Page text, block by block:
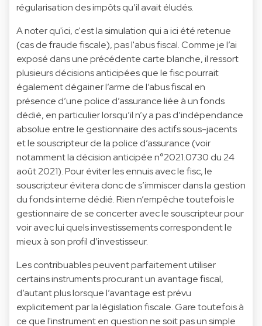
régularisation des impôts qu’il avait éludés.
A noter qu'ici, c'est la simulation qui a ici été retenue
(cas de fraude fiscale), pas l'abus fiscal. Comme je l’ai
exposé dans une précédente carte blanche, il ressort
plusieurs décisions anticipées que le fisc pourrait
également dégainer l’arme de l’abus fiscal en
présence d’une police d’assurance liée à un fonds
dédié, en particulier lorsqu’il n’y a pas d’indépendance
absolue entre le gestionnaire des actifs sous-jacents
et le souscripteur de la police d’assurance (voir
notamment la décision anticipée n°2021.0730 du 24
août 2021). Pour éviter les ennuis avec le fisc, le
souscripteur évitera donc de s’immiscer dans la gestion
du fonds interne dédié. Rien n’empêche toutefois le
gestionnaire de se concerter avec le souscripteur pour
voir avec lui quels investissements correspondent le
mieux à son profil d’investisseur.
Les contribuables peuvent parfaitement utiliser
certains instruments procurant un avantage fiscal,
d’autant plus lorsque l’avantage est prévu
explicitement par la législation fiscale. Gare toutefois à
ce que l'instrument en question ne soit pas un simple